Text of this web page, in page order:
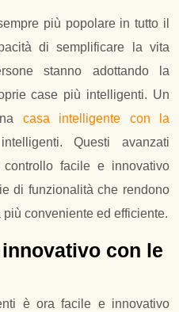
più popolare in tutto il
di semplificare la vita
stanno adottando la
case più intelligenti. Un
casa intelligente con la
Questi avanzati
facile e innovativo
di funzionalità che rendono
più conveniente ed efficiente.
con le
è ora facile e innovativo